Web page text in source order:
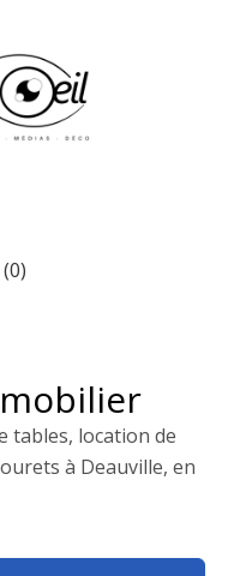
(0)
tables, location de
à Deauville, en